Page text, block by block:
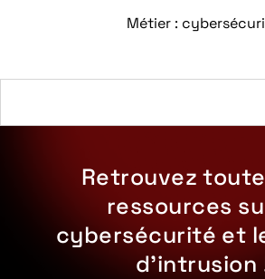
Métier :
Retrouvez
ressources
cybersécurité et
d’intrusion